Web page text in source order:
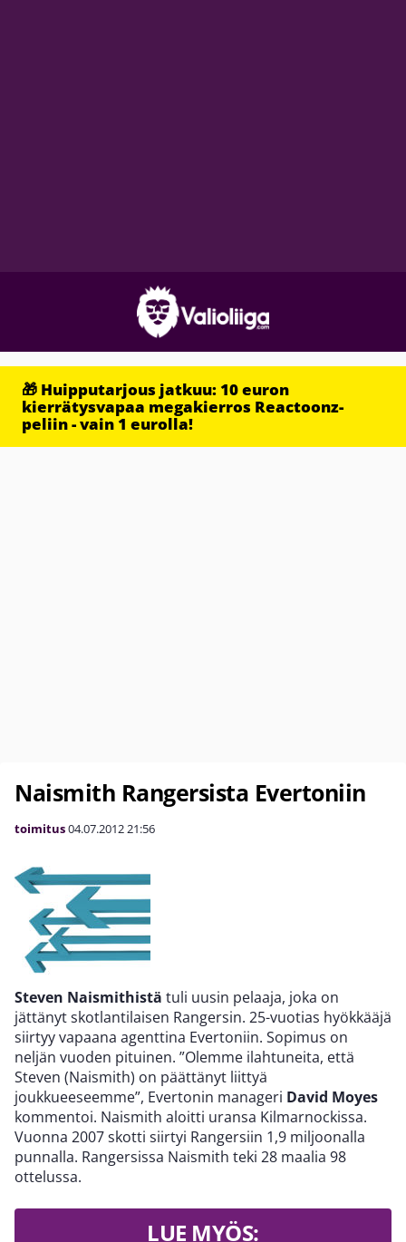
🎁 Huipputarjous jatkuu: 10 euron
kierrätysvapaa megakierros Reactoonz-
peliin - vain 1 eurolla!
Naismith Rangersista Evertoniin
toimitus04.07.201221:56
Steven Naismithistä tuli uusin pelaaja, joka on
jättänyt skotlantilaisen Rangersin. 25-vuotias hyökkääjä
siirtyy vapaana agenttina Evertoniin. Sopimus on
neljän vuoden pituinen. ”Olemme ilahtuneita, että
Steven (Naismith) on päättänyt liittyä
joukkueeseemme”, Evertonin manageri David Moyes
kommentoi. Naismith aloitti uransa Kilmarnockissa.
Vuonna 2007 skotti siirtyi Rangersiin 1,9 miljoonalla
punnalla. Rangersissa Naismith teki 28 maalia 98
ottelussa.
LUE MYÖS: